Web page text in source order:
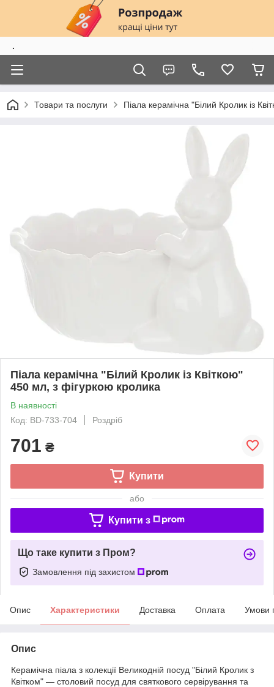
.
Товари та послуги Піала керамічна "Білий Кролик із
Піала керамічна "Білий Кролик із Квіткою"
450 мл, з фігуркою кролика
В наявності
Код: BD-733-704
Роздріб
701 ₴
Купити
або
Купити з
Що таке купити з Пром?
Замовлення під захистом
Опис Характеристики Доставка Оплата Умови
Опис
Керамічна піала з колекції Великодній посуд "Білий Кролик з
Квітком" — столовий посуд для святкового сервірування та